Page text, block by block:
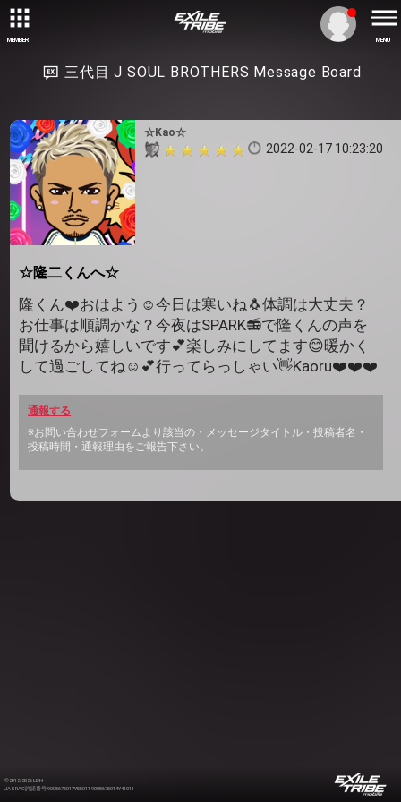
MEMBER MENU
三代目 J SOUL BROTHERS Message Board
☆Kao☆
2022-02-17 10:23:20
☆隆二くんへ☆
隆くん❤️おはよう☺️今日は寒いね🐧体調は大丈夫？
お仕事は順調かな？今夜はSPARK📻で隆くんの声を
聞けるから嬉しいです💕楽しみにしてます😊暖かく
して過ごしてね☺️💕行ってらっしゃい👋Kaoru❤️❤️❤️
通報する
※お問い合わせフォームより該当の・メッセージタイトル・投稿者名・
投稿時間・通報理由をご報告下さい。
©2012-2026 LDH
JASRAC許諾番号 9008675017Y55011 9008675014Y41011